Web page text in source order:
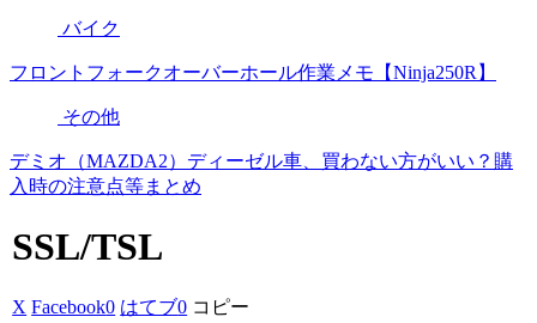
バイク
フロントフォークオーバーホール作業メモ【Ninja250R】
その他
デミオ（MAZDA2）ディーゼル車、買わない方がいい？購
入時の注意点等まとめ
SSL/TSL
X Facebook0 はてブ0 コピー